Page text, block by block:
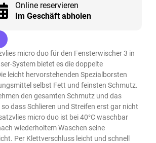
Online reservieren
Im Geschäft abholen
micro duo für den Fensterwischer 3 in
System bietet es die doppelte
leicht hervorstehenden Spezialborsten
selbst Fett und feinsten Schmutz.
den gesamten Schmutz und das
dass Schlieren und Streifen erst gar nicht
micro duo ist bei 40°C waschbar
wiederholtem Waschen seine
Per Klettverschluss leicht und schnell